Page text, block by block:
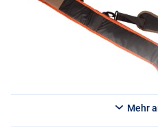
Mehr